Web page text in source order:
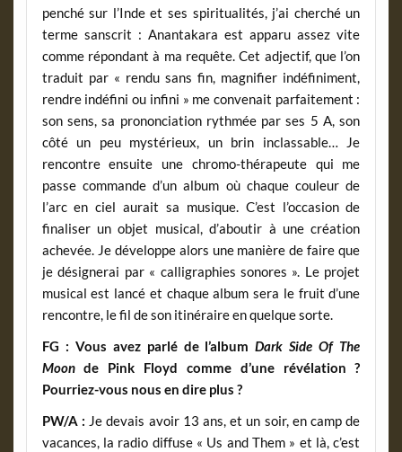
penché sur l’Inde et ses spiritualités, j’ai cherché un
terme sanscrit : Anantakara est apparu assez vite
comme répondant à ma requête. Cet adjectif, que l’on
traduit par « rendu sans fin, magnifier indéfiniment,
rendre indéfini ou infini » me convenait parfaitement :
son sens, sa prononciation rythmée par ses 5 A, son
côté un peu mystérieux, un brin inclassable… Je
rencontre ensuite une chromo-thérapeute qui me
passe commande d’un album où chaque couleur de
l’arc en ciel aurait sa musique. C’est l’occasion de
finaliser un objet musical, d’aboutir à une création
achevée. Je développe alors une manière de faire que
je désignerai par « calligraphies sonores ». Le projet
musical est lancé et chaque album sera le fruit d’une
rencontre, le fil de son itinéraire en quelque sorte.
FG : Vous avez parlé de l’albumDark Side Of The
Moonde Pink Floyd comme d’une révélation ?
Pourriez-vous nous en dire plus ?
PW/A : Je devais avoir 13 ans, et un soir, en camp de
vacances, la radio diffuse « Us and Them » et là, c’est